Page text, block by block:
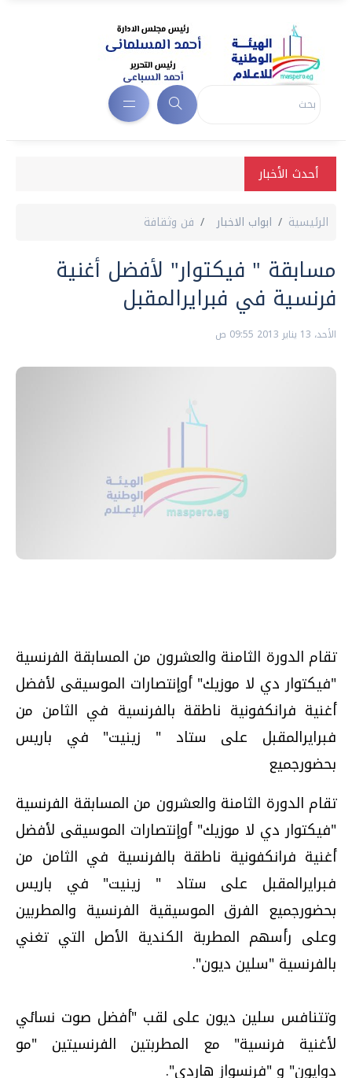
أحدث الأخبار
الرئيسية ابواب الاخبار فن وثقافة
مسابقة " فيكتوار" لأفضل أغنية
فرنسية في فبرايرالمقبل
الأحد، 13 يناير 2013 09:55 ص
تقام الدورة الثامنة والعشرون من المسابقة الفرنسية
"فيكتوار دي لا موزيك" أوإنتصارات الموسيقى لأفضل
أغنية فرانكفونية ناطقة بالفرنسية في الثامن من
فبرايرالمقبل على ستاد " زينيت" في باريس
بحضورجميع
تقام الدورة الثامنة والعشرون من المسابقة الفرنسية
"فيكتوار دي لا موزيك" أوإنتصارات الموسيقى لأفضل
أغنية فرانكفونية ناطقة بالفرنسية في الثامن من
فبرايرالمقبل على ستاد " زينيت" في باريس
بحضورجميع الفرق الموسيقية الفرنسية والمطربين
وعلى رأسهم المطربة الكندية الأصل التي تغني
بالفرنسية "سلين ديون".
وتتنافس سلين ديون على لقب "أفضل صوت نسائي
لأغنية فرنسية" مع المطربتين الفرنسيتين "مو
دوايون" و "فرنسواز هاردي".